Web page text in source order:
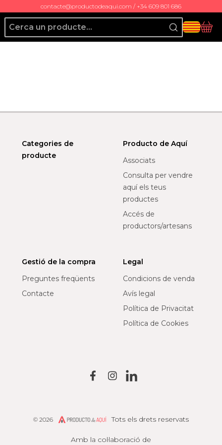
contacte@productodeaqui.com / +34 609 801 686
Producto de Aquí
Categories de
producte
Producto de Aquí
Associats
Consulta per vendre
aquí els teus
productes
Accés de
productors/artesans
Gestió de la compra
Preguntes freqüents
Contacte
Legal
Condicions de venda
Avís legal
Política de Privacitat
Política de Cookies
Amb la col·laboració de
© 2026 Producto de AquíTots els drets reservats